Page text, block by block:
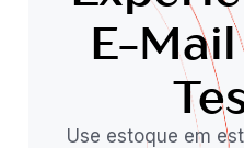
E-
Use estoque em